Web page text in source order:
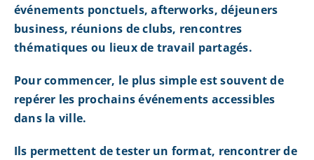
événements ponctuels, afterworks, déjeuners
business, réunions de clubs, rencontres
thématiques ou lieux de travail partagés.
Pour commencer, le plus simple est souvent de
repérer les prochains événements accessibles
dans la ville.
Ils permettent de tester un format, rencontrer de